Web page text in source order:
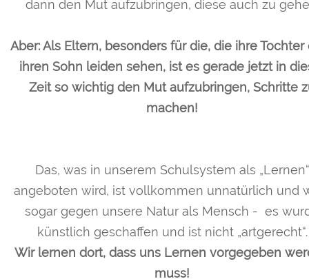
dann den Mut aufzubringen, diese auch zu
Aber: Als Eltern, besonders für die, die ihre Tochter
ihren Sohn leiden sehen, ist es gerade jetzt in
Zeit so wichtig den Mut aufzubringen, Schritte
machen!
Das, was in unserem Schulsystem als „Lernen“
angeboten wird, ist vollkommen unnatürlich und
sogar gegen unsere Natur als Mensch - es
künstlich geschaffen und ist nicht „artgerecht“.
Wir lernen dort, dass uns Lernen vorgegeben
muss!